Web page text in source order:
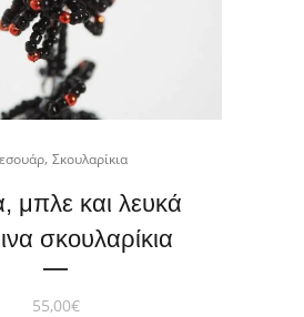
, Σκουλαρίκια
μπλε και λευκά
σκουλαρίκια
55,00€